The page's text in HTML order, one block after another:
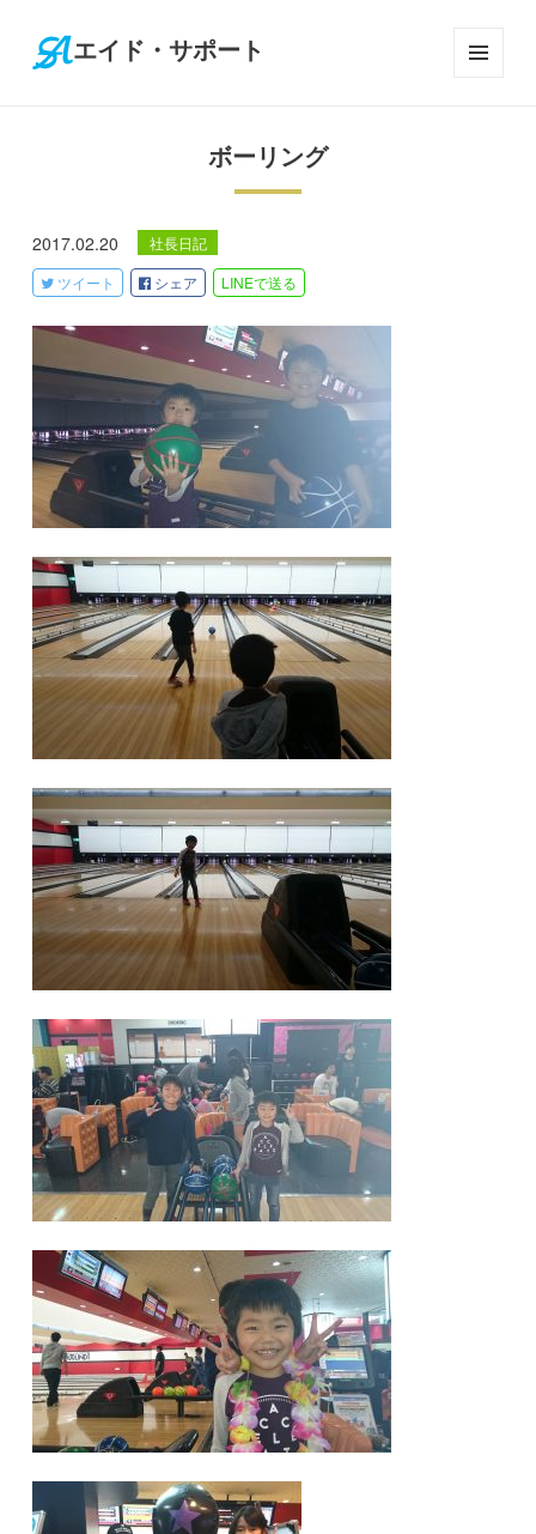
エイド・サポート
ボーリング
2017.02.20
社長日記
ツイート
シェア LINEで送る